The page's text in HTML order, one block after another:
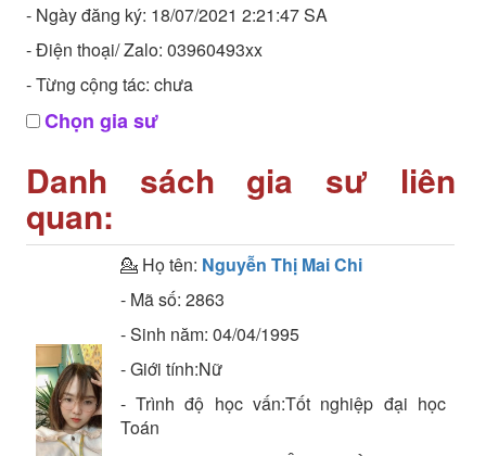
- Ngày đăng ký: 18/07/2021 2:21:47 SA
- Điện thoại/ Zalo: 03960493xx
- Từng cộng tác: chưa
Chọn gia sư
Danh sách gia sư liên
quan:
💁 Họ tên: Nguyễn Thị Mai Chi
- Mã số: 2863
- Sinh năm: 04/04/1995
- Giới tính:Nữ
- Trình độ học vấn:Tốt nghiệp đại học
Toán